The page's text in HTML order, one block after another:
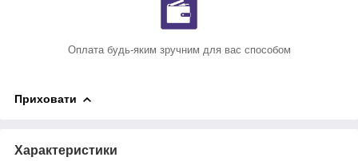
Оплата будь-яким зручним для вас способом
Приховати
Характеристики